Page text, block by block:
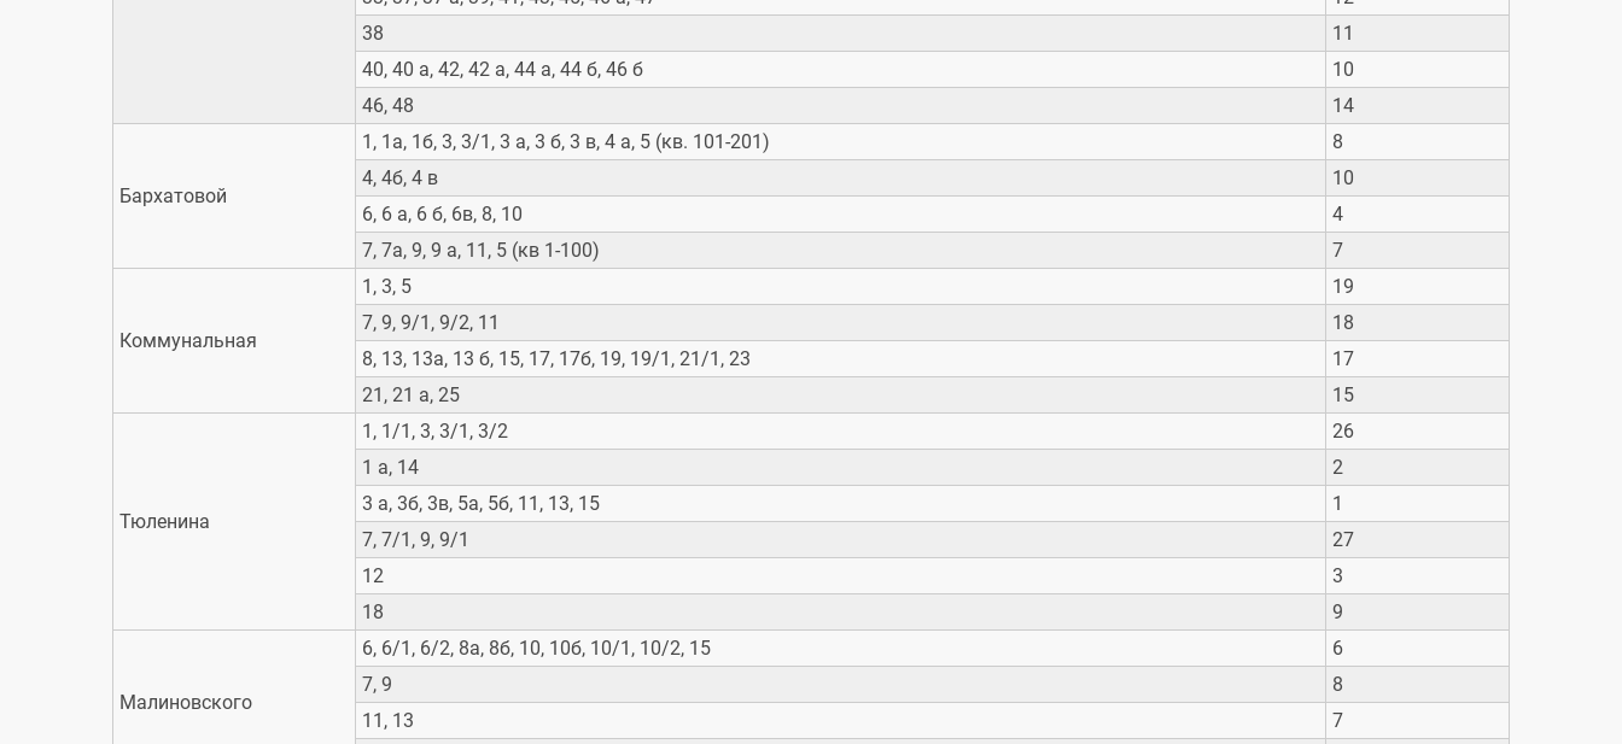
38
11
40, 40 а, 42, 42 а, 44 а, 44 б, 46 б
10
46, 48
14
Бархатовой
1, 1а, 1б, 3, 3/1, 3 а, 3 б, 3 в, 4 а, 5 (кв. 101-201)
8
4, 4б, 4 в
10
6, 6 а, 6 б, 6в, 8, 10
4
7, 7а, 9, 9 а, 11, 5 (кв 1-100)
7
Коммунальная
1, 3, 5
19
7, 9, 9/1, 9/2, 11
18
8, 13, 13а, 13 б, 15, 17, 17б, 19, 19/1, 21/1, 23
17
21, 21 а, 25
15
Тюленина
1, 1/1, 3, 3/1, 3/2
26
1 а, 14
2
3 а, 3б, 3в, 5а, 5б, 11, 13, 15
1
7, 7/1, 9, 9/1
27
12
3
18
9
Малиновского
6, 6/1, 6/2, 8а, 8б, 10, 10б, 10/1, 10/2, 15
6
7, 9
8
11, 13
7